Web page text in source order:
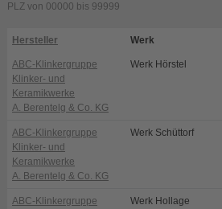
PLZ von 00000 bis 99999
Hersteller Werk
ABC-Klinkergruppe
Klinker- und
Keramikwerke
A. Berentelg & Co. KG
Werk Hörstel
ABC-Klinkergruppe
Klinker- und
Keramikwerke
A. Berentelg & Co. KG
Werk Schüttorf
ABC-Klinkergruppe
Werk Hollage